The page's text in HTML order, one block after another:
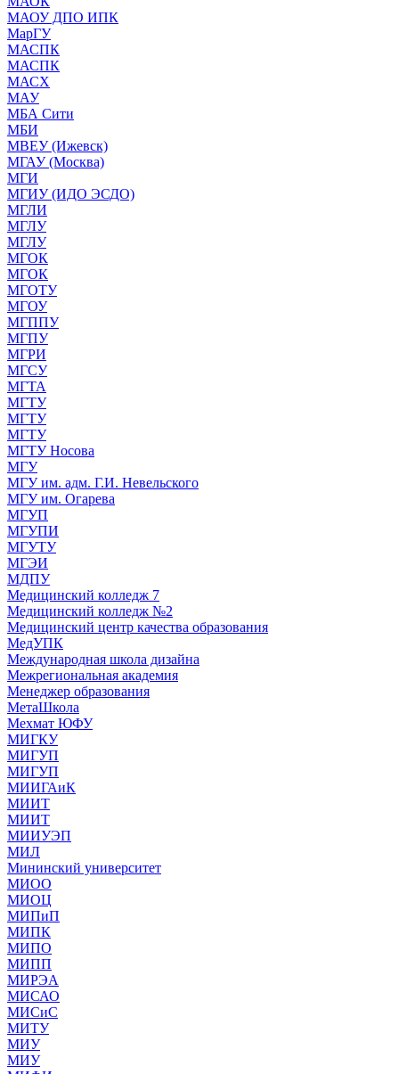
МАОУ ДПО ИПК
МарГУ
МАСПК
МАСПК
МАСХ
МАУ
МБА Сити
МБИ
МВЕУ (Ижевск)
МГАУ (Москва)
МГИ
МГИУ (ИДО ЭСДО)
МГЛИ
МГЛУ
МГЛУ
МГОК
МГОК
МГОТУ
МГОУ
МГППУ
МГПУ
МГРИ
МГСУ
МГТА
МГТУ
МГТУ
МГТУ
МГТУ Носова
МГУ
МГУ им. адм. Г.И. Невельского
МГУ им. Огарева
МГУП
МГУПИ
МГУТУ
МГЭИ
МДПУ
Медицинский колледж 7
Медицинский колледж №2
Медицинский центр качества образования
МедУПК
Международная школа дизайна
Межрегиональная академия
Менеджер образования
МетаШкола
Мехмат ЮФУ
МИГКУ
МИГУП
МИГУП
МИИГАиК
МИИТ
МИИТ
МИИУЭП
МИЛ
Мининский университет
МИОО
МИОЦ
МИПиП
МИПК
МИПО
МИПП
МИРЭА
МИСАО
МИСиС
МИТУ
МИУ
МИУ